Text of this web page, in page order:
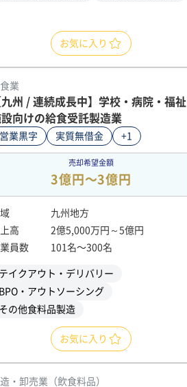
お気に入り
業
九州 / 連続成長中】学校・病院・福祉
向けの給食受託製造業
営業黒字 実質無借金 +1
売却希望金額
3億円〜3億円
九州地方
高
2億5,000万円～5億円
員数
101名〜300名
テイクアウト・デリバリー
BPO・アウトソーシング
その他食料品製造
お気に入り
・卸売業（飲食料品）